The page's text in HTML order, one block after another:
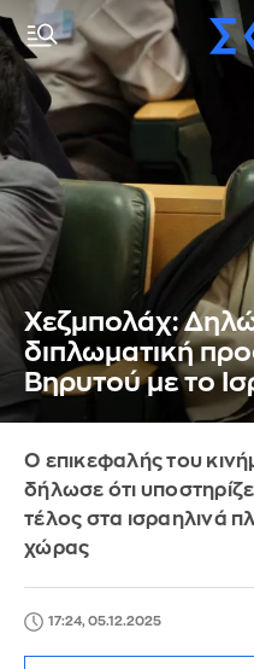
Χεζμπολάχ:
διπλωματική
Βηρυτού με το
Ο επικεφαλής του
δήλωσε ότι
τέλος στα ισραηλινά
χώρας
17:24, 05.12.2025